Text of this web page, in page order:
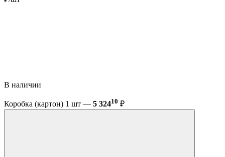
В наличии
Коробка (картон) 1 шт — 5 32410 ₽